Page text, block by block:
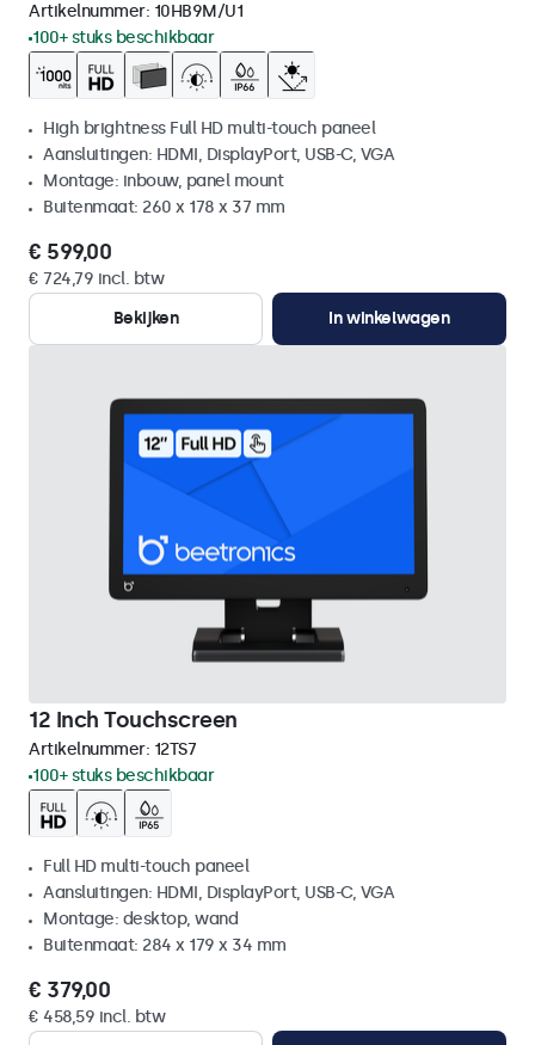
Artikelnummer: 10HB9M/U1
100+ stuks beschikbaar
High brightness Full HD multi-touch paneel
Aansluitingen: HDMI, DisplayPort, USB-C, VGA
Montage: inbouw, panel mount
Buitenmaat: 260 x 178 x 37 mm
€ 599,00
€ 724,79 incl. btw
Bekijken
In winkelwagen
12 Inch Touchscreen
Artikelnummer: 12TS7
100+ stuks beschikbaar
Full HD multi-touch paneel
Aansluitingen: HDMI, DisplayPort, USB-C, VGA
Montage: desktop, wand
Buitenmaat: 284 x 179 x 34 mm
€ 379,00
€ 458,59 incl. btw